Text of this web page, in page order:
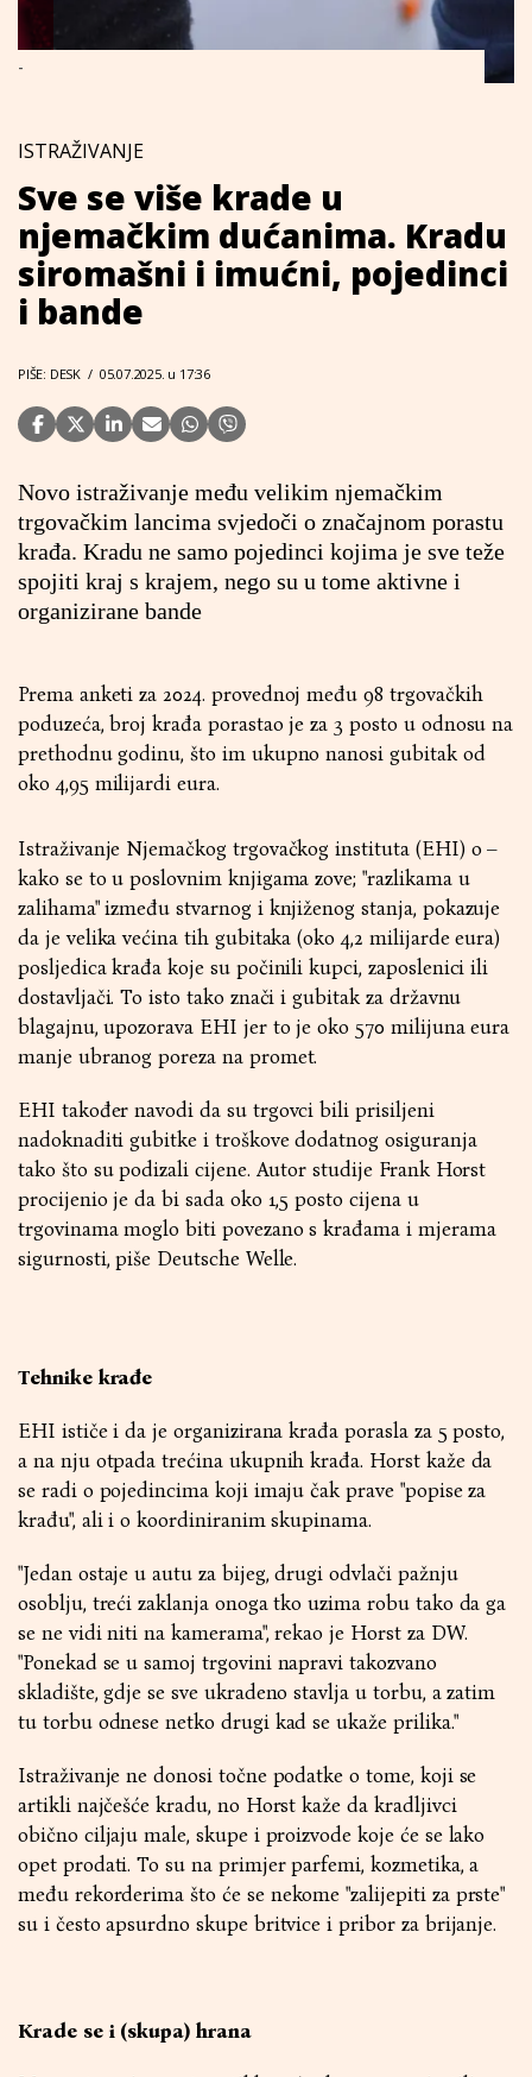
-
ISTRAŽIVANJE
Sve se više krade u
njemačkim dućanima. Kradu
siromašni i imućni, pojedinci
i bande
PIŠE: DESK / 05.07.2025. u 17:36
Novo istraživanje među velikim njemačkim
trgovačkim lancima svjedoči o značajnom porastu
krađa. Kradu ne samo pojedinci kojima je sve teže
spojiti kraj s krajem, nego su u tome aktivne i
organizirane bande
Prema anketi za 2024. provednoj među 98 trgovačkih
poduzeća, broj krađa porastao je za 3 posto u odnosu na
prethodnu godinu, što im ukupno nanosi gubitak od
oko 4,95 milijardi eura.
Istraživanje Njemačkog trgovačkog instituta (EHI) o –
kako se to u poslovnim knjigama zove; "razlikama u
zalihama" između stvarnog i knjiženog stanja, pokazuje
da je velika većina tih gubitaka (oko 4,2 milijarde eura)
posljedica krađa koje su počinili kupci, zaposlenici ili
dostavljači. To isto tako znači i gubitak za državnu
blagajnu, upozorava EHI jer to je oko 570 milijuna eura
manje ubranog poreza na promet.
EHI također navodi da su trgovci bili prisiljeni
nadoknaditi gubitke i troškove dodatnog osiguranja
tako što su podizali cijene. Autor studije Frank Horst
procijenio je da bi sada oko 1,5 posto cijena u
trgovinama moglo biti povezano s krađama i mjerama
sigurnosti, piše Deutsche Welle.
Tehnike krađe
EHI ističe i da je organizirana krađa porasla za 5 posto,
a na nju otpada trećina ukupnih krađa. Horst kaže da
se radi o pojedincima koji imaju čak prave "popise za
krađu", ali i o koordiniranim skupinama.
"Jedan ostaje u autu za bijeg, drugi odvlači pažnju
osoblju, treći zaklanja onoga tko uzima robu tako da ga
se ne vidi niti na kamerama", rekao je Horst za DW.
"Ponekad se u samoj trgovini napravi takozvano
skladište, gdje se sve ukradeno stavlja u torbu, a zatim
tu torbu odnese netko drugi kad se ukaže prilika."
Istraživanje ne donosi točne podatke o tome, koji se
artikli najčešće kradu, no Horst kaže da kradljivci
obično ciljaju male, skupe i proizvode koje će se lako
opet prodati. To su na primjer parfemi, kozmetika, a
među rekorderima što će se nekome "zalijepiti za prste"
su i često apsurdno skupe britvice i pribor za brijanje.
Krade se i (skupa) hrana